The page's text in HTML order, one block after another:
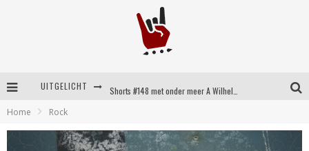
UITGELICHT
Britse emorockers van Basement maken tweede comeback met het indrukwekkende ‘Wired’
Home Rock